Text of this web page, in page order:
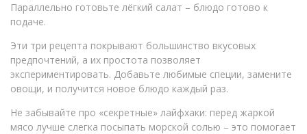
Параллельно готовьте лёгкий салат – блюдо готово к
подаче.
Эти три рецепта покрывают большинство вкусовых
предпочтений, а их простота позволяет
экспериментировать. Добавьте любимые специи, замените
овощи, и получится новое блюдо каждый раз.
Не забывайте про «секретные» лайфхаки: перед жаркой
мясо лучше слегка посыпать морской солью – это помогает